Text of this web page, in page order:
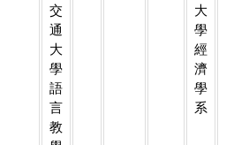
交
通
大
學
語
言
教
大
學
經
濟
學
系